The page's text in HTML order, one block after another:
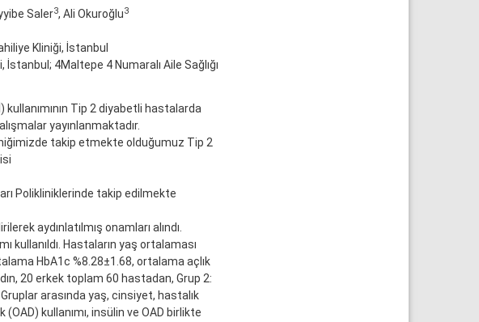
Saler3, Ali Okuroğlu3
Kliniği, İstanbul
4Maltepe 4 Numaralı Aile Sağlığı
kullanımının Tip 2 diyabetli hastalarda
yayınlanmaktadır.
takip etmekte olduğumuz Tip 2
Polikliniklerinde takip edilmekte
aydınlatılmış onamları alındı.
kullanıldı. Hastaların yaş ortalaması
HbA1c %8.28±1.68, ortalama açlık
20 erkek toplam 60 hastadan, Grup 2:
arasında yaş, cinsiyet, hastalık
kullanımı, insülin ve OAD birlikte